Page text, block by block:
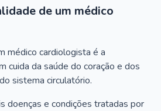
de um médico
médico cardiologista é a
cuida da saúde do coração e dos
sistema circulatório.
doenças e condições tratadas por